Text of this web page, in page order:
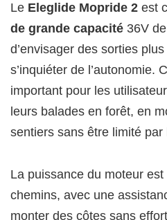
Le Eleglide Mopride 2 est
de grande capacité 36V de
d’envisager des sorties
s’inquiéter de l’autonomie.
important pour les
leurs balades en forêt, en
sentiers sans être limité
La puissance du moteur
chemins, avec une
monter des côtes sans